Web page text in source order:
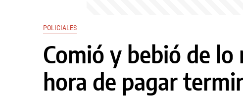
POLICIALES
Comió y bebió de lo
hora de pagar